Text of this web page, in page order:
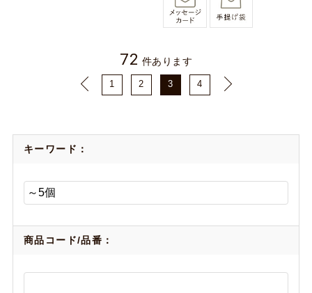
72 件あります
1 2 3 4
キーワード：
商品コード/品番：